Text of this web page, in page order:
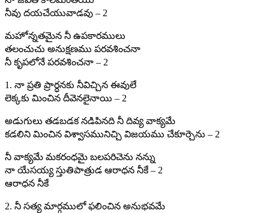
నీవు దయచేయువాడవు – 2
మహోన్నతమైన నీ ఉపకారములు
తలంచుచు అనుక్షణము పరవశించనా
నీ కృపలోనే పరవశించనా – 2
1. నా ప్రతి ప్రార్ధనకు నీవిచ్చిన ఈవులే
లెక్కకు మించిన దీవెనలైనాయి – 2
అడుగులు తడబడక నడిపినది నీ దివ్య వాక్యమే
కడలిని మించిన విశ్వాసమునిచ్చి విజయము చేకూర్చెను – 2
నీ వాక్యమే మకరంధమై బలపరిచెను నన్ను
నా యేసయ్య స్తుతిపాత్రుడ ఆరాధన నీకే – 2
ఆరాధన నీకే
2. నీ సత్య మార్గములో ఫలించిన అనుభవమే